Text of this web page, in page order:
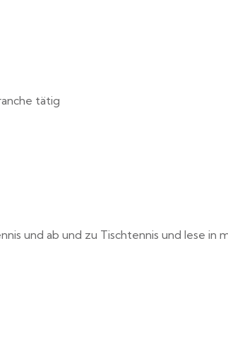
tätig
und ab und zu Tischtennis und lese in